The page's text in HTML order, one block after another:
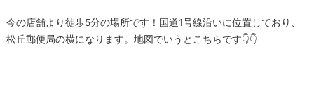
今の店舗より徒歩5分の場所です！国道1号線沿いに位置しており、
松丘郵便局の横になります。地図でいうとこちらです👇👇